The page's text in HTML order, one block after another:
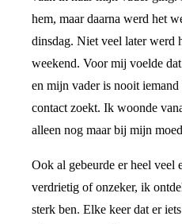
hem, maar daarna werd het
dinsdag. Niet veel later werd
weekend. Voor mij voelde
en mijn vader is nooit
contact zoekt. Ik woonde
alleen nog maar bij mijn
Ook al gebeurde er heel veel
verdrietig of onzeker, ik
sterk ben. Elke keer dat er